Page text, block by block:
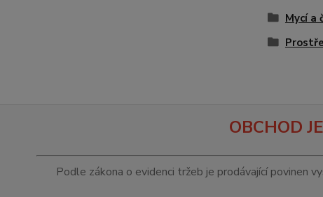
Mycí a
OBCHOD
Podle zákona o evidenci tržeb je prodávající povinen